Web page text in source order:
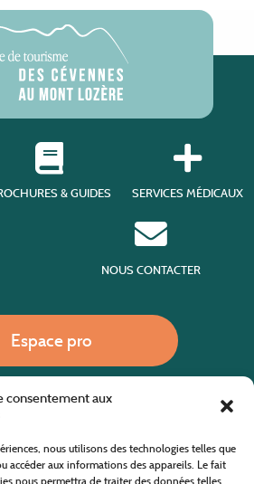
consentement aux
nous utilisons des technologies telles que
accéder aux informations des appareils. Le fait
nous permettra de traiter des données telles
& GUIDES SERVICES MÉDICAUX
NOUS CONTACTER
Espace pro